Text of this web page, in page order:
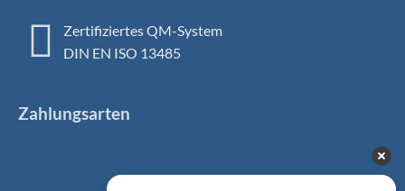
Zertifiziertes QM-System
DIN EN ISO 13485
Zahlungsarten